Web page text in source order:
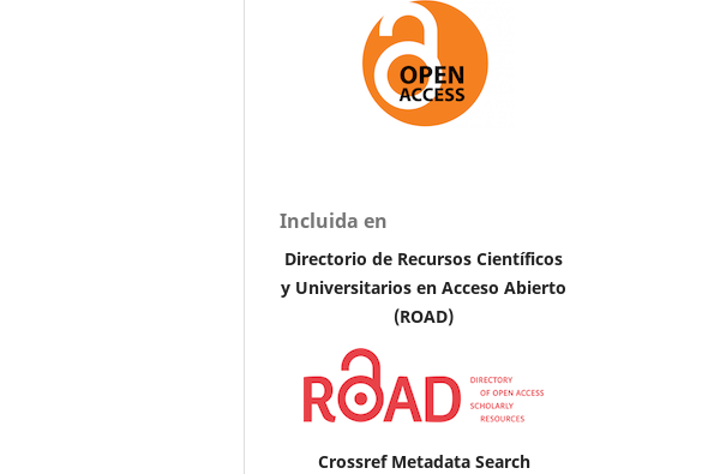
Incluida en
Directorio de Recursos Científicos
y Universitarios en Acceso Abierto
(ROAD)
Crossref Metadata Search